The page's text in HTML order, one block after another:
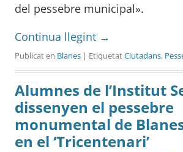
del pessebre municipal».
Continua llegint →
Publicat en Blanes | EtiquetatCiutadans,
Alumnes de l’Institut
dissenyen el pessebre
monumental de
en el ‘Tricentenari’